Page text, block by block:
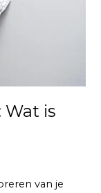
Wat is
van je